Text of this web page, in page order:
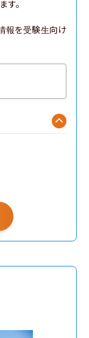
す。
報を受験生向け